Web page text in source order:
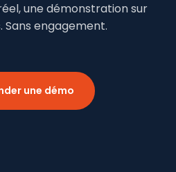
une démonstration sur
Sans engagement.
une démo